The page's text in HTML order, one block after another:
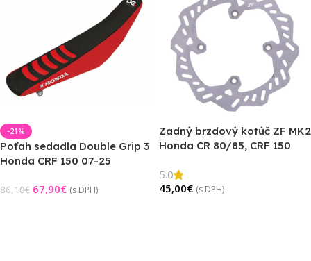
-21%
Poťah sedadla Double Grip 3
Honda CRF 150 07-25
86,10€ 67,90€ (s DPH)
Zadný brzdový kotúč ZF MK2
Honda CR 80/85, CRF 150
5.0
45,00€ (s DPH)